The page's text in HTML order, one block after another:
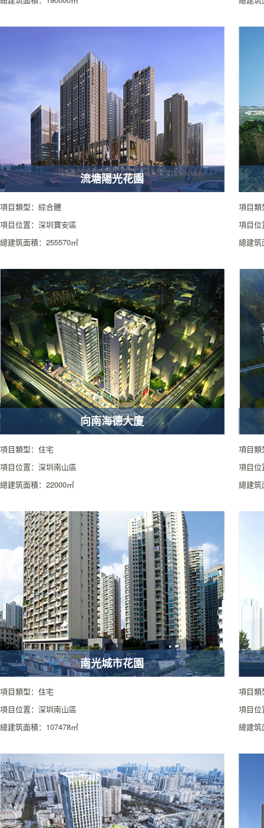
流塘陽光花園
項目類型：綜合體
項目位置：深圳寶安區
總建筑面積：255570㎡
項目類
項目位
總建筑
向南海德大廈
項目類型：住宅
項目位置：深圳南山區
總建筑面積：22000㎡
項目類
項目位
總建筑
南光城市花園
項目類型：住宅
項目位置：深圳南山區
總建筑面積：107478㎡
項目類
項目位
總建筑